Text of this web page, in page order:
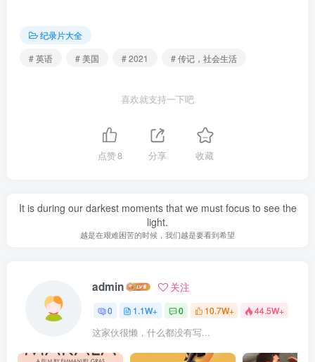
纪录片大全
# 英语
# 美国 # 2021 # 传记，社会生活
喜欢就支持一下吧
点赞8 分享 收藏
It is during our darkest moments that we must focus to see the
light.
越是在艰难困苦的时候，我们越是要看到希望
admin 关注
0 1.1W+ 0 10.7W+ 44.5W+
这家伙很懒，什么都没有写...